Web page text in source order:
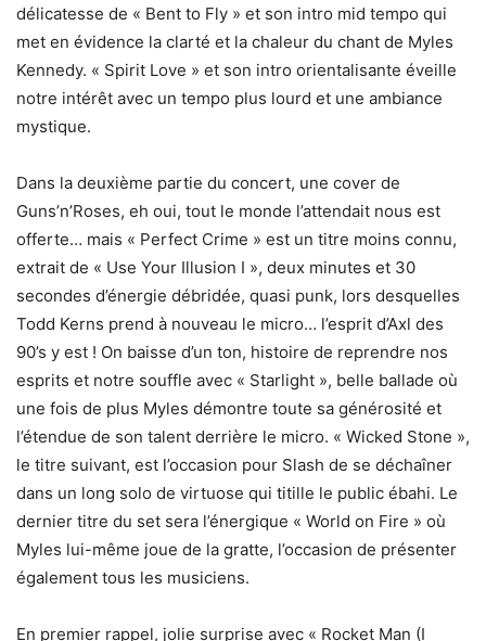
délicatesse de « Bent to Fly » et son intro mid tempo qui
met en évidence la clarté et la chaleur du chant de Myles
Kennedy. « Spirit Love » et son intro orientalisante éveille
notre intérêt avec un tempo plus lourd et une ambiance
mystique.
Dans la deuxième partie du concert, une cover de
Guns’n’Roses, eh oui, tout le monde l’attendait nous est
offerte… mais « Perfect Crime » est un titre moins connu,
extrait de « Use Your Illusion I », deux minutes et 30
secondes d’énergie débridée, quasi punk, lors desquelles
Todd Kerns prend à nouveau le micro… l’esprit d’Axl des
90’s y est ! On baisse d’un ton, histoire de reprendre nos
esprits et notre souffle avec « Starlight », belle ballade où
une fois de plus Myles démontre toute sa générosité et
l’étendue de son talent derrière le micro. « Wicked Stone »,
le titre suivant, est l’occasion pour Slash de se déchaîner
dans un long solo de virtuose qui titille le public ébahi. Le
dernier titre du set sera l’énergique « World on Fire » où
Myles lui-même joue de la gratte, l’occasion de présenter
également tous les musiciens.
En premier rappel, jolie surprise avec « Rocket Man (I